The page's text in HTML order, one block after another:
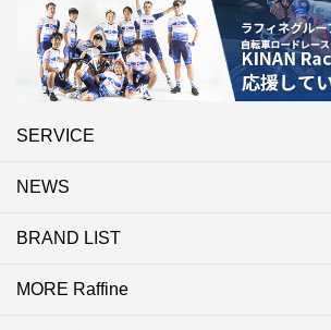
SERVICE
初めての方へ
店舗検索
キャンペーン
ラフィネ マルシェ（通販サイト）
WEB予約
よくある質問（Q&A）
サイトマップ
NEWS
ニュース一覧
お知らせ
オープン
クローズ
リニューアル
その他
BRAND LIST
ブランド一覧
ラフィネ
グランラフィネ
バダンバルー
ラフィネプリュス
プチラフィネ
整体ナチュラルボディ
トータルセラピー
フットデザイン
REFLE（リフレ）
Raffine TOKYO
ラフィネ ランニングスタイル
MORE Raffine